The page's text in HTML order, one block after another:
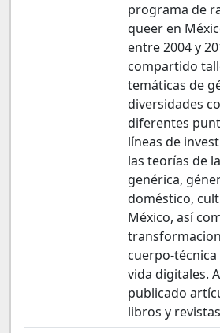
programa de
queer en
entre 2004 y
compartido
temáticas de
diversidades
diferentes
líneas de
las teorías de
genérica,
doméstico,
México, así
cuerpo-
vida digitales.
publicado
libros y